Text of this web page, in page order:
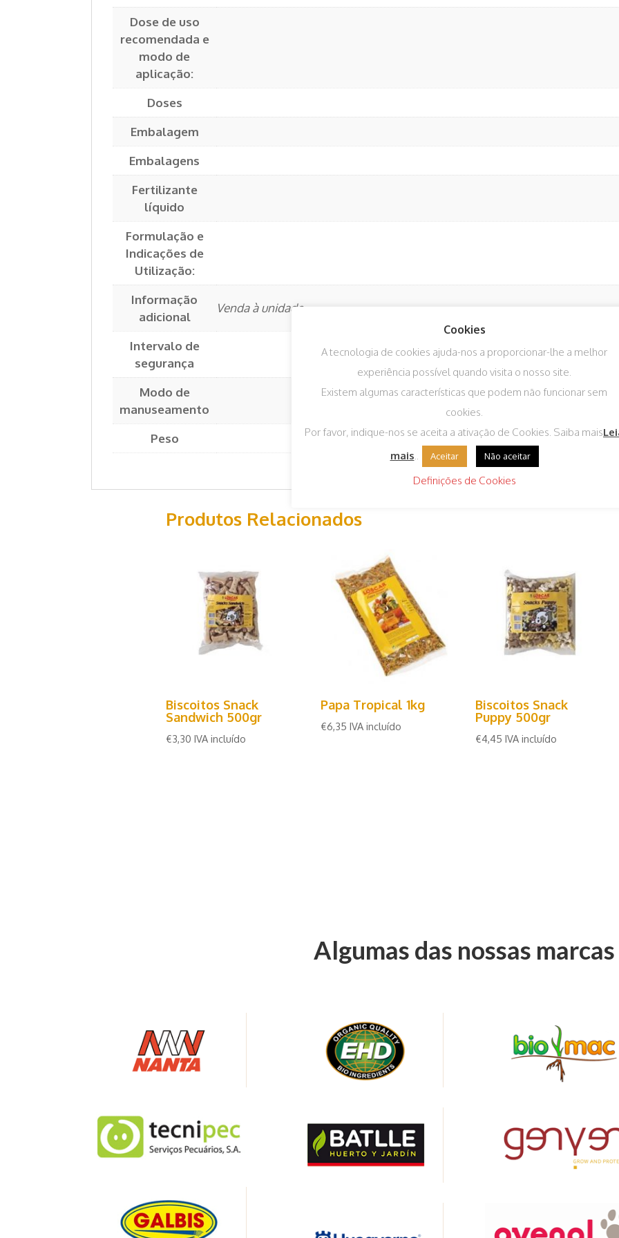
Dose de uso
recomendada e
modo de
aplicação:
Doses
Embalagem
Embalagens
Fertilizante
líquido
Formulação e
Indicações de
Utilização:
Informação
adicional
Venda à unidade
Intervalo de
segurança
Modo de
manuseamento
Peso
Produtos Relacionados
Biscoitos Snack
Sandwich 500gr
€3,30 IVA incluído
Papa Tropical 1kg
€6,35 IVA incluído
Biscoitos Snack
Puppy 500gr
€4,45 IVA incluído
Algumas das nossas marcas
Cookies
A tecnologia de cookies ajuda-nos a proporcionar-lhe a melhor
experiência possível quando visita o nosso site.
Existem algumas características que podem não funcionar sem
cookies.
Por favor, indique-nos se aceita a ativação de Cookies. Saiba mais
mais
Aceitar Não aceitar
Definições de Cookies